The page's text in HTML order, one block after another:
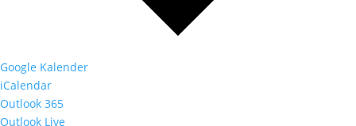
Google Kalender
iCalendar
Outlook 365
Outlook Live